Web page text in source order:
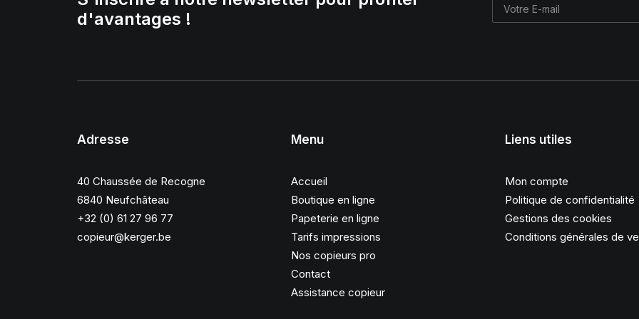
d'avantages !
Adresse
40 Chaussée de Recogne
6840 Neufchâteau
+32 (0) 61 27 96 77
copieur@kerger.be
Menu
Accueil
Boutique en ligne
Papeterie en ligne
Tarifs impressions
Nos copieurs pro
Contact
Assistance copieur
Liens utiles
Mon compte
Politique de confidentialité
Gestions des cookies
Conditions générales de